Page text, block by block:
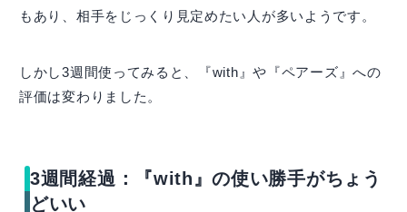
もあり、相手をじっくり見定めたい人が多いようです。
しかし3週間使ってみると、『with』や『ペアーズ』への
評価は変わりました。
3週間経過：『with』の使い勝手がちょう
どいい